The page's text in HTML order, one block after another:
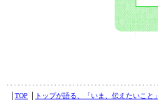
TOP トップが語る、「いま、伝えたいこと」